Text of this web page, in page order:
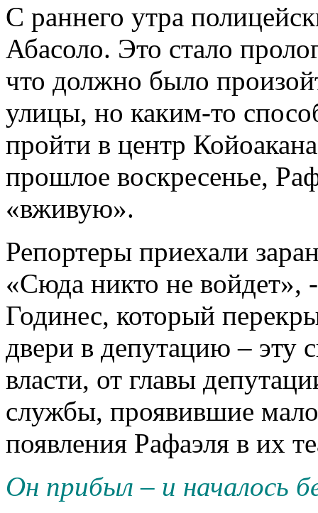
С раннего утра
Абасоло. Это стало
что должно было
улицы, но каким-то
пройти в центр
прошлое воскресенье,
«вживую».
Репортеры приехали
«Сюда никто не войдет»,
Годинес, который
двери в депутацию – эту
власти, от главы
службы, проявившие
появления Рафаэля в их
Он прибыл – и началось